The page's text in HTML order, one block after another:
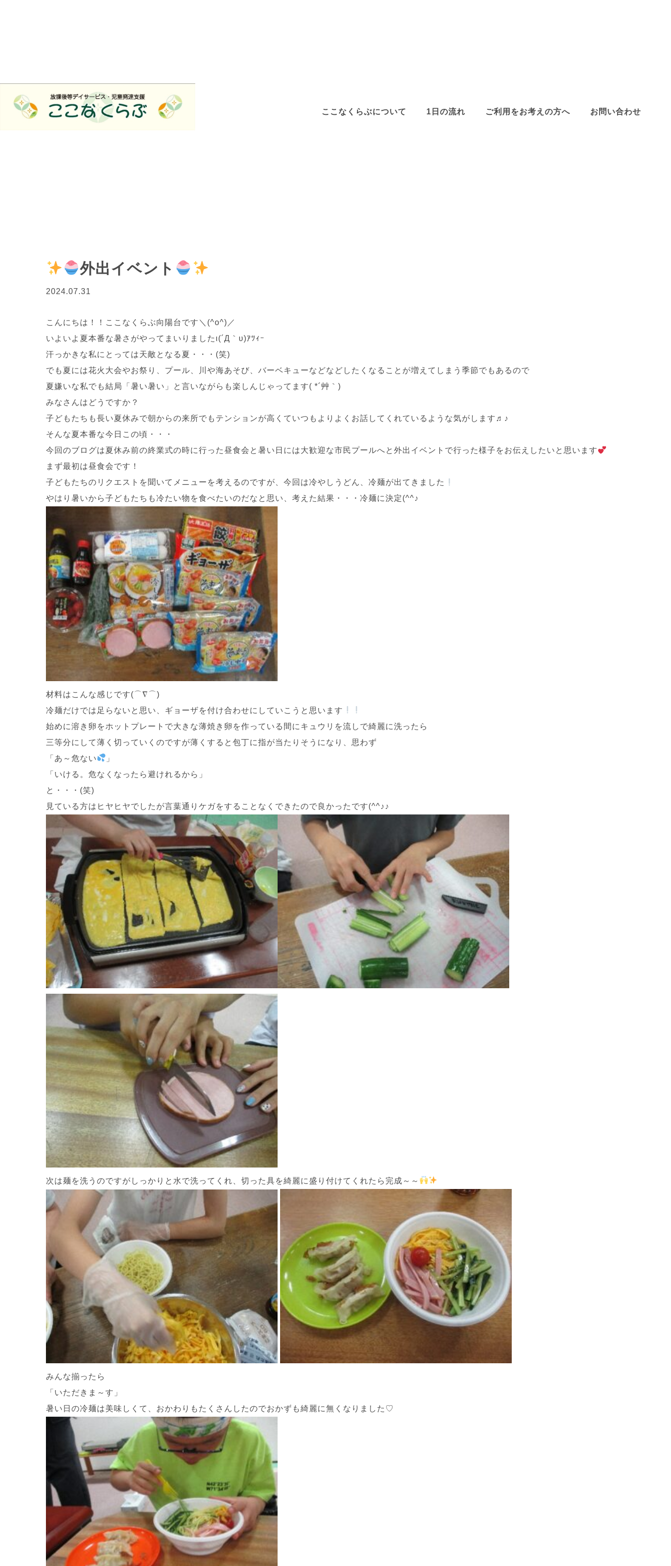
ここなくらぶについて 1日の流れ ご利用をお考えの方へ お問い合わせ
外出イベント
2024.07.31
こんにちは！！ここなくらぶ向陽台です＼(^o^)／
いよいよ夏本番な暑さがやってまいりましたι(´Д｀υ)ｱﾂｨｰ
汗っかきな私にとっては天敵となる夏・・・(笑)
でも夏には花火大会やお祭り、プール、川や海あそび、バーベキューなどなどしたくなることが増えてしまう季節でもあるので
夏嫌いな私でも結局「暑い暑い」と言いながらも楽しんじゃってます( *´艸｀)
みなさんはどうですか？
子どもたちも長い夏休みで朝からの来所でもテンションが高くていつもよりよくお話してくれているような気がします♬♪
そんな夏本番な今日この頃・・・
今回のブログは夏休み前の終業式の時に行った昼食会と暑い日には大歓迎な市民プールへと外出イベントで行った様子をお伝えしたいと思います
まず最初は昼食会です！
子どもたちのリクエストを聞いてメニューを考えるのですが、今回は冷やしうどん、冷麺が出てきました
やはり暑いから子どもたちも冷たい物を食べたいのだなと思い、考えた結果・・・冷麺に決定(^^♪
材料はこんな感じです(⌒∇⌒)
冷麺だけでは足らないと思い、ギョーザを付け合わせにしていこうと思います
始めに溶き卵をホットプレートで大きな薄焼き卵を作っている間にキュウリを流しで綺麗に洗ったら
三等分にして薄く切っていくのですが薄くすると包丁に指が当たりそうになり、思わず
「あ～危ない
」
「いける。危なくなったら避けれるから」
と・・・(笑)
見ている方はヒヤヒヤでしたが言葉通りケガをすることなくできたので良かったです(^^♪♪
次は麺を洗うのですがしっかりと水で洗ってくれ、切った具を綺麗に盛り付けてくれたら完成～～
みんな揃ったら
「いただきま～す」
暑い日の冷麺は美味しくて、おかわりもたくさんしたのでおかずも綺麗に無くなりました♡